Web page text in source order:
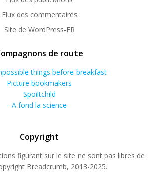
Flux des commentaires
Site de WordPress-FR
de route
things before breakfast
Picture bookmakers
Spoiltchild
A fond la science
Copyright
figurant sur le site ne sont pas libres de
Breadcrumb, 2013-2025.